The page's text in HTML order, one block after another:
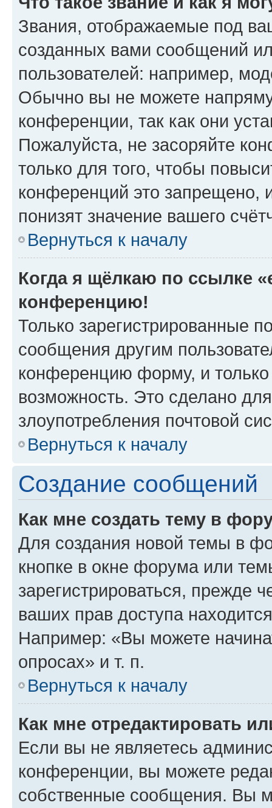
Звания, отображаемые под
созданных вами сообщений
пользователей: например,
Обычно вы не можете
конференции, так как они
Пожалуйста, не засоряйте
только для того, чтобы
конференций это запрещено,
понизят значение вашего
Вернуться к началу
Когда я щёлкаю по ссылке
конференцию!
Только зарегистрированные
сообщения другим
конференцию форму, и
возможность. Это сделано
злоупотребления почтовой
Вернуться к началу
Создание сообщений
Как мне создать тему в
Для создания новой темы в
кнопке в окне форума или
зарегистрироваться, прежде
ваших прав доступа
Например: «Вы можете
опросах» и т. п.
Вернуться к началу
Как мне отредактировать
Если вы не являетесь
конференции, вы можете
собственные сообщения. Вы